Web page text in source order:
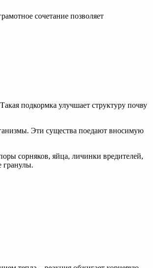
сочетание позволяет
подкормка улучшает структуру почву
Эти существа поедают вносимую
сорняков, яйца, личинки вредителей,
гранулы.